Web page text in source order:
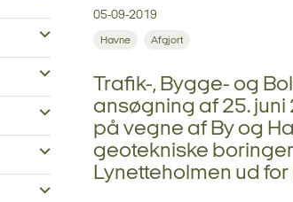
05-09-2019
Havne Afgjort
Trafik-, Bygge- og
ansøgning af 25.
på vegne af By og
geotekniske
Lynetteholmen ud